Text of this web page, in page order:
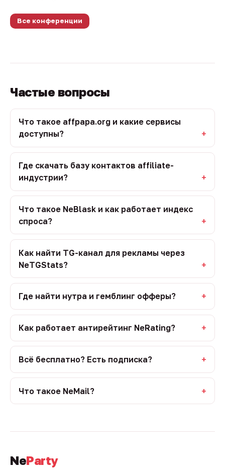
Все конференции
Частые вопросы
Что такое affpapa.org и какие сервисы
доступны?
Где скачать базу контактов affiliate-
индустрии?
Что такое NeBlask и как работает индекс
спроса?
Как найти TG-канал для рекламы через
NeTGStats?
Где найти нутра и гемблинг офферы?
Как работает антирейтинг NeRating?
Всё бесплатно? Есть подписка?
Что такое NeMail?
NeParty